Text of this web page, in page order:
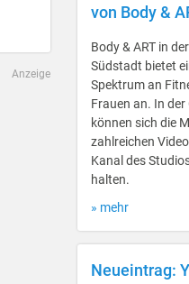
Anzeige
von Body &
Body & ART in
Südstadt bietet
Spektrum an
Frauen an. In
können sich die
zahlreichen
Kanal des
halten.
» mehr
Neueintrag: